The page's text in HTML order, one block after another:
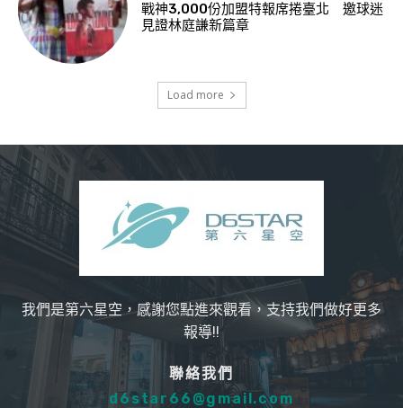
戰神3,000份加盟特報席捲臺北 邀球迷
見證林庭謙新篇章
Load more
我們是第六星空，感謝您點進來觀看，支持我們做好更多
報導!!
聯絡我們
d6star66@gmail.com